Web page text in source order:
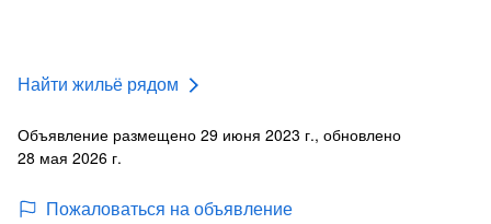
Найти жильё рядом
Объявление размещено 29 июня 2023 г., обновлено
28 мая 2026 г.
Пожаловаться на объявление